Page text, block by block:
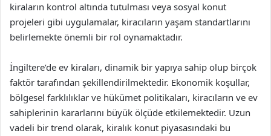
kiraların kontrol altında tutulması veya sosyal konut
projeleri gibi uygulamalar, kiracıların yaşam standartlarını
belirlemekte önemli bir rol oynamaktadır.
İngiltere’de ev kiraları, dinamik bir yapıya sahip olup birçok
faktör tarafından şekillendirilmektedir. Ekonomik koşullar,
bölgesel farklılıklar ve hükümet politikaları, kiracıların ve ev
sahiplerinin kararlarını büyük ölçüde etkilemektedir. Uzun
vadeli bir trend olarak, kiralık konut piyasasındaki bu